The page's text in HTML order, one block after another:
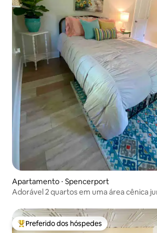
Apartamento ⋅ Spencerport
Adorável 2 quartos em uma área cênica
Entre os melhores preferidos dos hóspedes
Preferido dos hóspedes